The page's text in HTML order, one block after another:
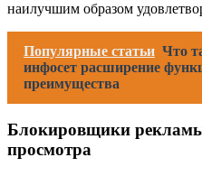
наилучшим образом
Популярные статьи Что
инфосет расширение
преимущества
Блокировщики
просмотра